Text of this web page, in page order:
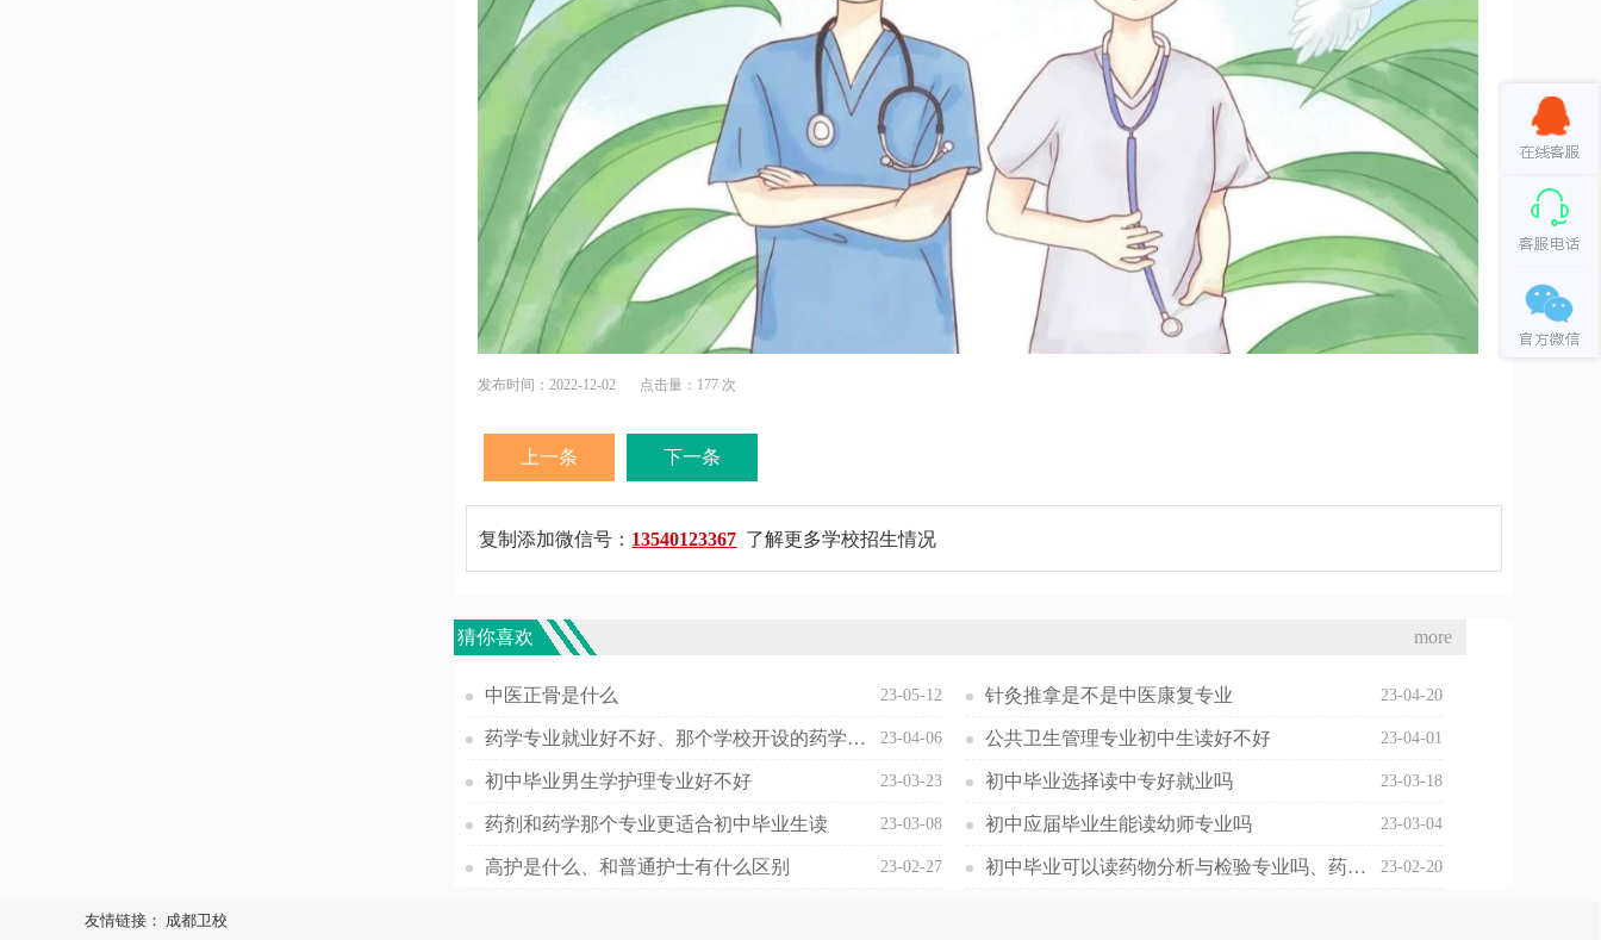
发布时间：2022-12-02 点击量：177 次
上一条 下一条
复制添加微信号： 13540123367 了解更多学校招生情况
猜你喜欢 more
中医正骨是什么 23-05-12 针灸推拿是不是中医康复专业 23-04-20
药学专业就业好不好、那个学校开设的药学专业最好 23-04-06 公共卫生管理专业初中生读好不好 23-04-01
初中毕业男生学护理专业好不好 23-03-23 初中毕业选择读中专好就业吗 23-03-18
药剂和药学那个专业更适合初中毕业生读 23-03-08 初中应届毕业生能读幼师专业吗 23-03-04
高护是什么、和普通护士有什么区别 23-02-27 初中毕业可以读药物分析与检验专业吗、药物分析可以考执业药师吗 23-02-20
友情链接： 成都卫校